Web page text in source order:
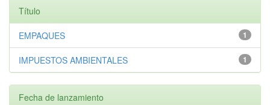
Título
1
EMPAQUES
1
IMPUESTOS AMBIENTALES
Fecha de lanzamiento